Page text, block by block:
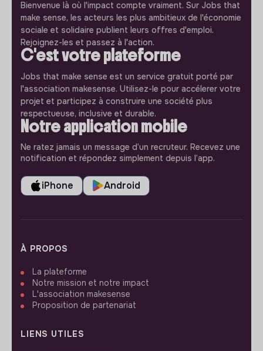
Bienvenue là où l'impact compte vraiment. Sur Jobs that
make sense, les acteurs les plus ambitieux de l'économie
sociale et solidaire publient leurs offres d'emploi.
Rejoignez-les et passez à l'action.
C'est votre plateforme
Jobs that make sense est un service gratuit porté par
l'association makesense. Utilisez-le pour accélerer votre
projet et participez à construire une société plus
respectueuse, inclusive et durable.
Notre application mobile
Ne ratez jamais un message d’un recruteur. Recevez une
notification et répondez simplement depuis l’app.
iPhone Android
À PROPOS
La plateforme
Notre mission et notre impact
L'association makesense
Proposition de partenariat
LIENS UTILES